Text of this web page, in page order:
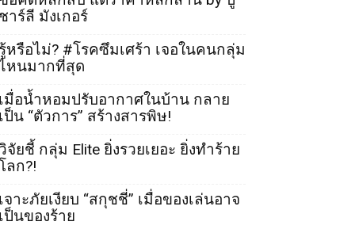
าร์ลี มังเกอร์
หรือไม่? #โรคซึมเศร้า เจอในคนกลุ่ม
หนมากที่สุด
มื่อน้ำหอมปรับอากาศในบ้าน กลาย
ป็น “ตัวการ” สร้างสารพิษ!
จัยชี้ กลุ่ม Elite ยิ่งรวยเยอะ ยิ่งทำร้าย
ลก?!
จาะภัยเงียบ “สกุชชี่” เมื่อของเล่นอาจ
ป็นของร้าย